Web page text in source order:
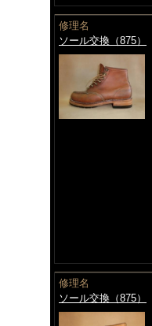
修理名
ソール交換（875）
修理名
ソール交換（875）